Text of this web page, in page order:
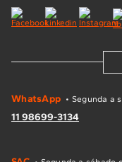
WhatsApp • Segunda a
11 98699-3134